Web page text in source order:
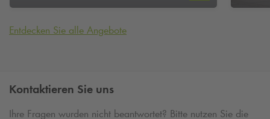
Heimspieltag von Union
Berlin
Entdecken Sie alle Angebote
Kontaktieren Sie uns
Ihre Fragen wurden nicht beantwortet? Bitte nutzen Sie die